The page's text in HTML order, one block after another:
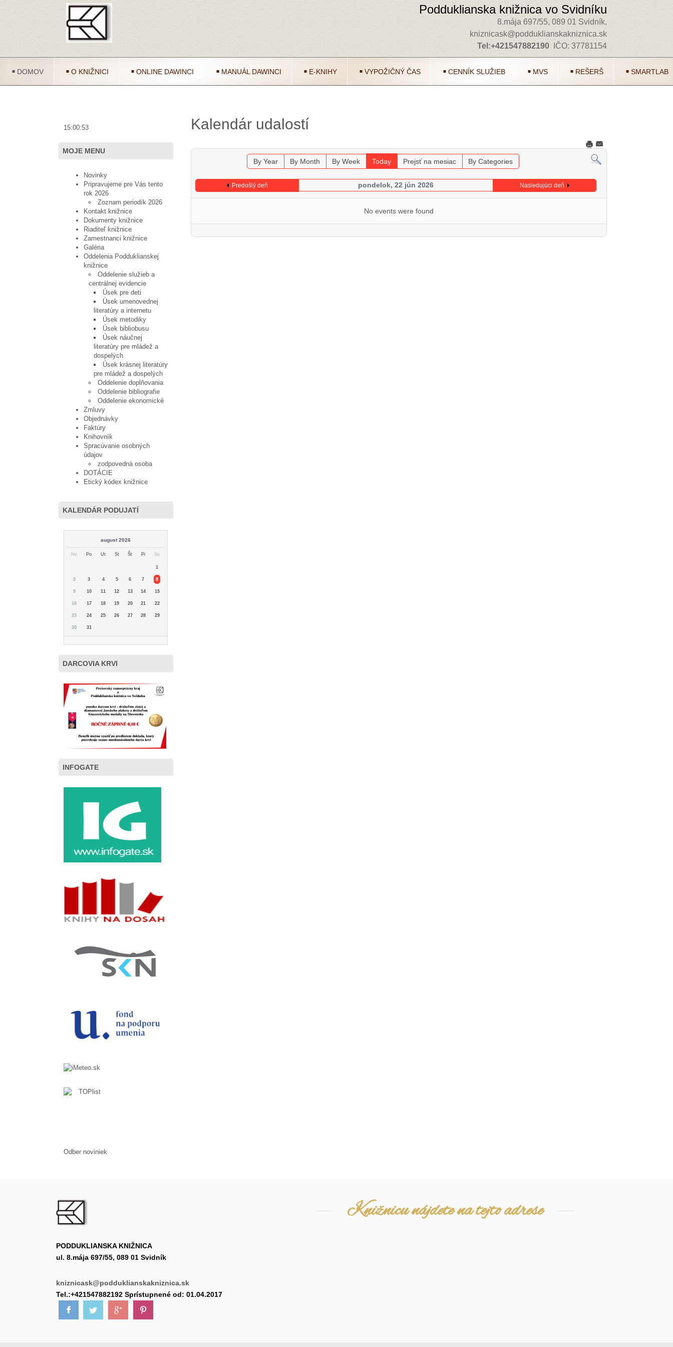
Podduklianska knižnica vo Svidníku
8.mája 697/55, 089 01 Svidník,
kniznicask@podduklianskakniznica.sk
Tel:+421547882190 IČO: 37781154
DOMOV O KNIŽNICI ONLINE DAWINCI MANUÁL DAWINCI E-KNIHY VYPOŽIČNÝ ČAS CENNÍK SLUŽIEB MVS REŠERŠ SMARTLAB
15:00:53
MOJE MENU
Novinky
Pripravujeme pre Vás tento
rok 2026
Zoznam periodík 2026
Kontakt knižnice
Dokumenty knižnice
Riaditeľ knižnice
Zamestnanci knižnice
Galéria
Oddelenia Podduklianskej
knižnice
Oddelenie služieb a
centrálnej evidencie
Úsek pre deti
Úsek umenovednej
literatúry a internetu
Úsek metodiky
Úsek bibliobusu
Úsek náučnej
literatúry pre mládež a
dospelých
Úsek krásnej literatúry
pre mládež a dospelých
Oddelenie doplňovania
Oddelenie bibliografie
Oddelenie ekonomické
Zmluvy
Objednávky
Faktúry
Knihovník
Spracúvanie osobných
údajov
zodpovedná osoba
DOTÁCIE
Etický kódex knižnice
KALENDÁR PODUJATÍ
august 2026
Ne Po Ut St Št Pi So
1
2 3 4 5 6 7 8
9 10 11 12 13 14 15
16 17 18 19 20 21 22
23 24 25 26 27 28 29
30 31
DARCOVIA KRVI
INFOGATE
Odber noviniek
Kalendár udalostí
By Year By Month By Week Today Prejsť na mesiac By Categories
Predošlý deň pondelok, 22 jún 2026 Nasledujúci deň
No events were found
PODDUKLIANSKA KNIŽNICA
ul. 8.mája 697/55, 089 01 Svidník
kniznicask@podduklianskakniznica.sk
Tel.:+421547882192 Sprístupnené od: 01.04.2017
Knižnicu nájdete na tejto adrese